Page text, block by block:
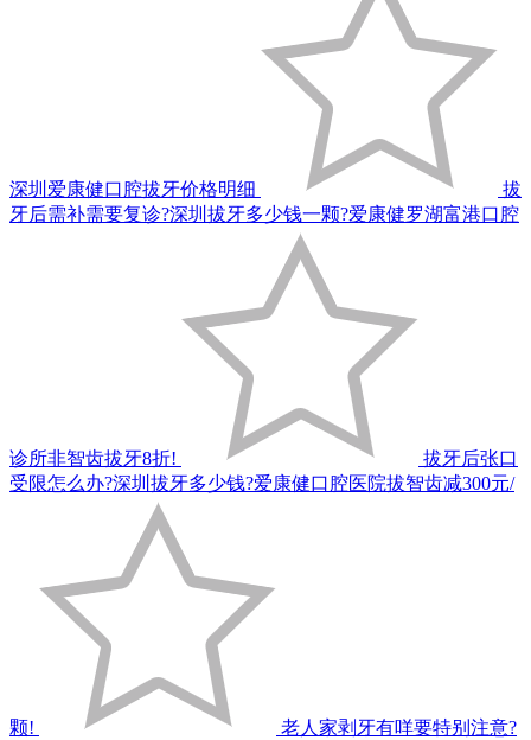
深圳爱康健口腔拔牙价格明细
拔
牙后需补需要复诊?深圳拔牙多少钱一颗?爱康健罗湖富港口腔
诊所非智齿拔牙8折!
拔牙后张口
受限怎么办?深圳拔牙多少钱?爱康健口腔医院拔智齿减300元/
颗!
老人家剥牙有咩要特别注意?